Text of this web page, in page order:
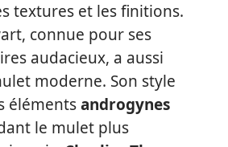
textures et les finitions.
connue pour ses
audacieux, a aussi
moderne. Son style
élémentsandrogynes
le mulet plus